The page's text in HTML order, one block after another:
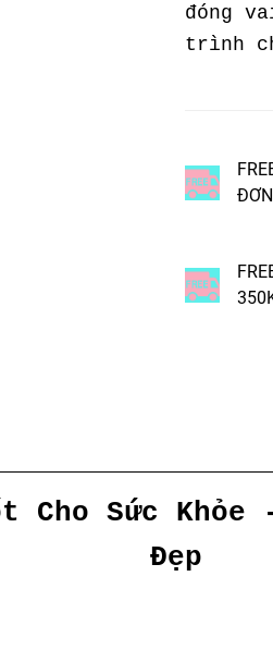
đóng
trình
Cho Sức Khỏe
Đẹp